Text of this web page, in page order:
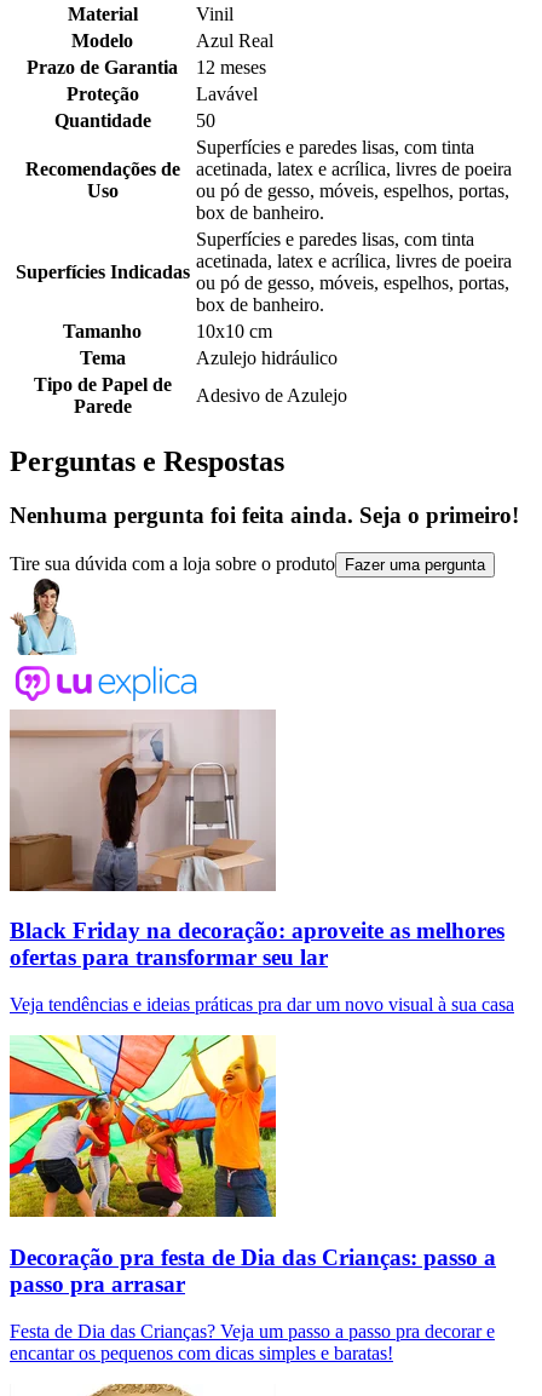
Material
Vinil
Modelo
Azul Real
Prazo de Garantia
12 meses
Proteção
Lavável
Quantidade
50
Recomendações de
Uso
Superfícies e paredes lisas, com tinta
acetinada, latex e acrílica, livres de poeira
ou pó de gesso, móveis, espelhos, portas,
box de banheiro.
Superfícies Indicadas
Superfícies e paredes lisas, com tinta
acetinada, latex e acrílica, livres de poeira
ou pó de gesso, móveis, espelhos, portas,
box de banheiro.
Tamanho
10x10 cm
Tema
Azulejo hidráulico
Tipo de Papel de
Parede
Adesivo de Azulejo
Perguntas e Respostas
Nenhuma pergunta foi feita ainda. Seja o primeiro!
Tire sua dúvida com a loja sobre o produto Fazer uma pergunta
Black Friday na decoração: aproveite as melhores
ofertas para transformar seu lar
Veja tendências e ideias práticas pra dar um novo visual à sua casa
Decoração pra festa de Dia das Crianças: passo a
passo pra arrasar
Festa de Dia das Crianças? Veja um passo a passo pra decorar e
encantar os pequenos com dicas simples e baratas!